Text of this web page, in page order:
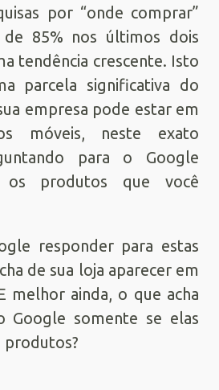
por “onde comprar”
de 85% nos últimos dois
tendência crescente. Isto
parcela significativa do
empresa pode estar em
móveis, neste exato
para o Google
os produtos que você
responder para estas
de sua loja aparecer em
melhor ainda, o que acha
Google somente se elas
produtos?